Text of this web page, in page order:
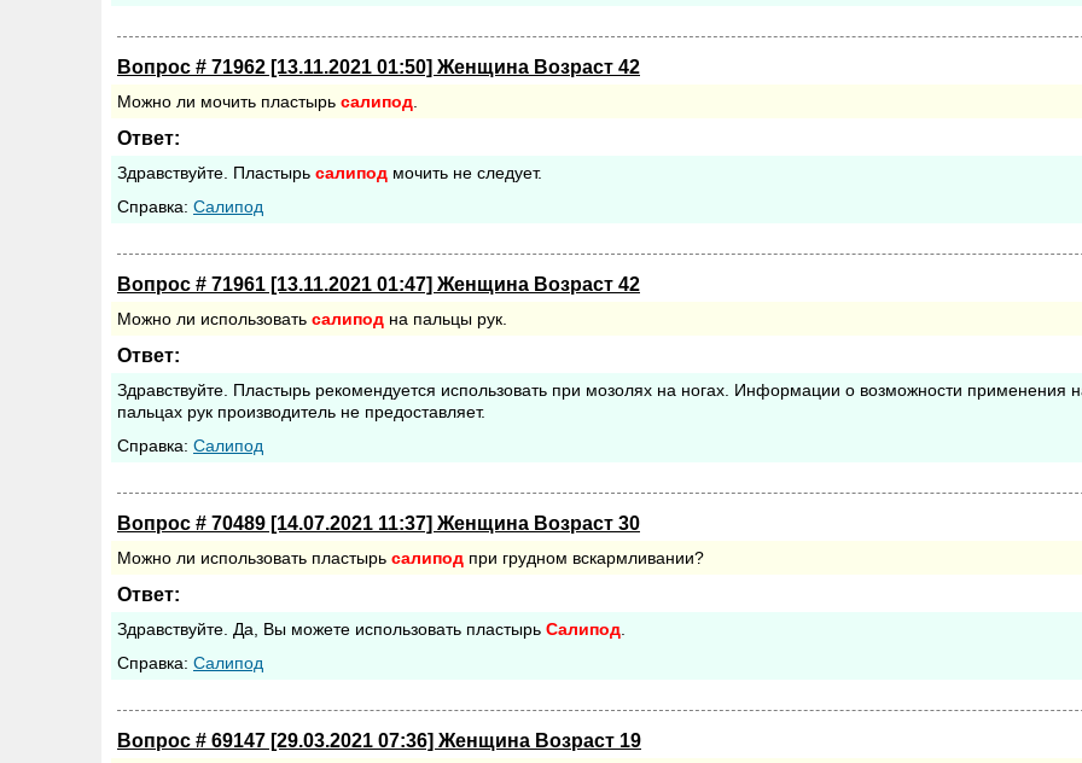
Вопрос # 71962 [13.11.2021 01:50] Женщина Возраст 42
Можно ли мочить пластырь салипод
Ответ:
Здравствуйте. Пластырь салипод мочить не следует.
Cправка: Салипод
Вопрос # 71961 [13.11.2021 01:47] Женщина Возраст 42
Можно ли использовать салипод на пальцы рук.
Ответ:
Здравствуйте. Пластырь рекомендуется использовать при мозолях на ногах. Информации о возможности применения
пальцах рук производитель не предоставляет.
Cправка: Салипод
Вопрос # 70489 [14.07.2021 11:37] Женщина Возраст 30
Можно ли использовать пластырь салипод при грудном вскармливании?
Ответ:
Здравствуйте. Да, Вы можете использовать пластырь Салипод
Cправка: Салипод
Вопрос # 69147 [29.03.2021 07:36] Женщина Возраст 19